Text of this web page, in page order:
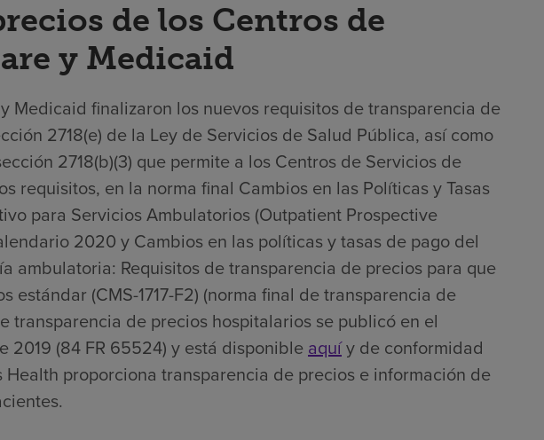
de los Centros de
y Medicaid
Medicaid finalizaron los nuevos requisitos de transparencia de
2718(e) de la Ley de Servicios de Salud Pública, así como
2718(b)(3) que permite a los Centros de Servicios de
requisitos, en la norma final Cambios en las Políticas y Tasas
para Servicios Ambulatorios (Outpatient Prospective
2020 y Cambios en las políticas y tasas de pago del
ambulatoria: Requisitos de transparencia de precios para que
estándar (CMS-1717-F2) (norma final de transparencia de
transparencia de precios hospitalarios se publicó en el
2019 (84 FR 65524) y está disponibleaquíy de conformidad
proporciona transparencia de precios e información de